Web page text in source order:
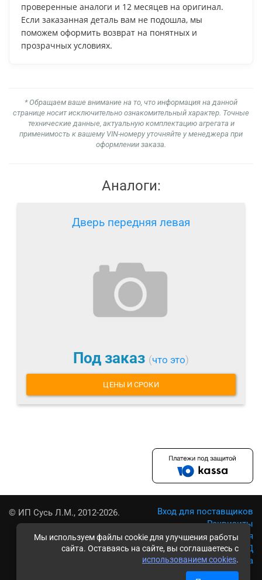
Мы используем файлы cookie для улучшения работы
сайта. Оставаясь на сайте, вы соглашаетесь с
использованием cookies.
проверенные аналоги и 12 месяцев на оригинал.
Если заказанная деталь вам не подошла, мы
поможем оформить возврат на понятных и
прозрачных условиях.
* Обращаем ваше внимание на то, что информация на данной
странице носит исключительно ознакомительный характер. Точные
технические данные, актуальную комплектацию агрегата и
применимость к вашему VIN-номеру уточняйте у менеджера при
оформлении заказа.
Аналоги:
Дверь передняя левая
Под заказ (что это)
ЦЕНЫ И СРОКИ
© ИП Сусь Л.М., 2012-2026.
Вход для поставщиков
Реквизиты
Условия использования
Политика обработки ПД
Карта сайта